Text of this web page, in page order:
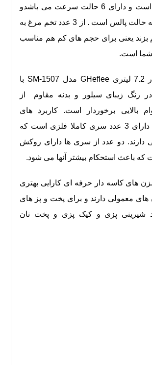
بسیار پرقدرت است و دارای 6 حالت سرعت می باشدو
همچنین مجهز به حالت پالس است . از 3 عدد تخم مرغ به
هم بزند یعنی برای حجم های کم هم مناسب
شما است.
همزن کاسه دار 7.2 لیتری GHeflee مدل SM-1507 با
رنگ زیبای سیلور و بدنه مقاوم از
بالایی برخوردار است. کاربرد های
مختلفی دارد و دارای 3 عدد سری کاملا فلزی است که
دارند. دو عدد از سری ها دارای روکش
که باعث استحکام بیشتر آنها می شود.
های کاسه دار حرفه ای کارایی بهتری
معمولی دارند و برای پخت و پز های
شیرینی پزی و کیک پزی و پخت نان